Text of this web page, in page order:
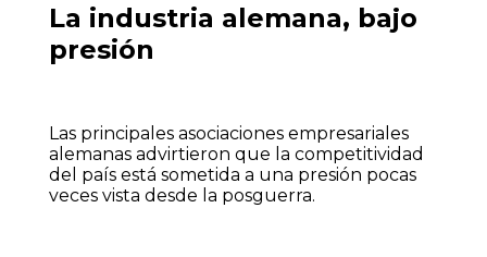
La industria alemana, bajo
presión
Las principales asociaciones empresariales
alemanas advirtieron que la competitividad
del país está sometida a una presión pocas
veces vista desde la posguerra.